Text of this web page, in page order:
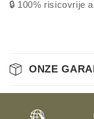
🔒 100% risicovrije
ONZE